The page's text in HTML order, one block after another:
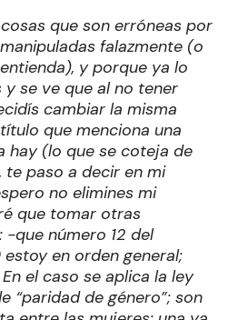
que son erróneas por
falazmente (o
y porque ya lo
se ve que al no tener
cambiar la misma
que menciona una
hay (lo que se coteja de
paso a decir en mi
no elimines mi
que tomar otras
-que número 12 del
en orden general;
el caso se aplica la ley
“paridad de género”; son